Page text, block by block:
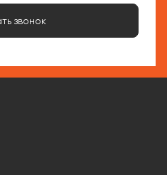
звонок